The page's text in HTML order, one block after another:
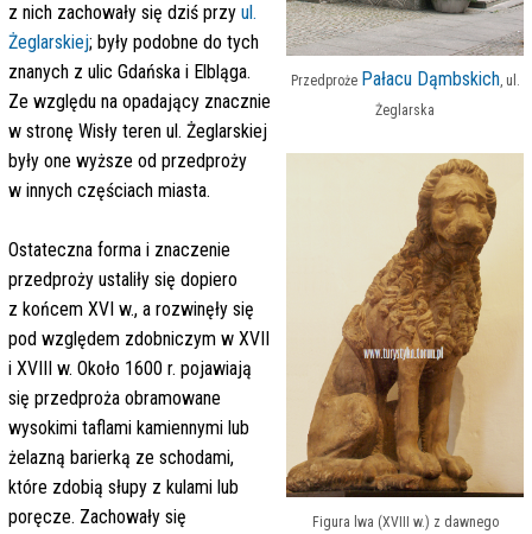
z nich zachowały się dziś przy ul.
Żeglarskiej; były podobne do tych
znanych z ulic Gdańska i Elbląga.
Ze względu na opadający znacznie
w stronę Wisły teren ul. Żeglarskiej
były one wyższe od przedproży
w innych częściach miasta.
Ostateczna forma i znaczenie
przedproży ustaliły się dopiero
z końcem XVI w., a rozwinęły się
pod względem zdobniczym w XVII
i XVIII w. Około 1600 r. pojawiają
się przedproża obramowane
wysokimi taflami kamiennymi lub
żelazną barierką ze schodami,
które zdobią słupy z kulami lub
poręcze. Zachowały się
Przedproże Pałacu Dąmbskich, ul.
Żeglarska
Figura lwa (XVIII w.) z dawnego